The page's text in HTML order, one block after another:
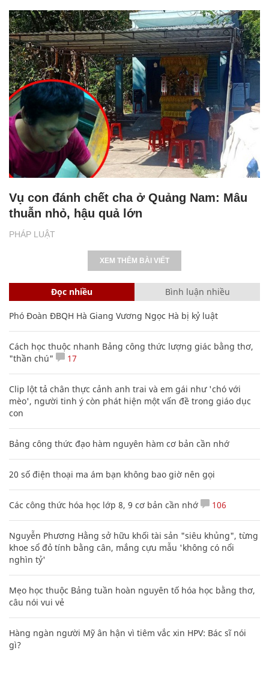
PHÁP LUẬT
Vụ con đánh chết cha ở Quảng Nam: Mâu
thuẫn nhỏ, hậu quả lớn
XEM THÊM BÀI VIẾT
Đọc nhiều Bình luận nhiều
Phó Đoàn ĐBQH Hà Giang Vương Ngọc Hà bị kỷ luật
Cách học thuộc nhanh Bảng công thức lượng giác bằng thơ,
"thần chú"
17
Clip lột tả chân thực cảnh anh trai và em gái như 'chó với
mèo', người tinh ý còn phát hiện một vấn đề trong giáo dục
con
Bảng công thức đạo hàm nguyên hàm cơ bản cần nhớ
20 số điện thoại ma ám bạn không bao giờ nên gọi
Các công thức hóa học lớp 8, 9 cơ bản cần nhớ 106
Nguyễn Phương Hằng sở hữu khối tài sản "siêu khủng", từng
khoe sổ đỏ tính bằng cân, mắng cựu mẫu 'không có nổi
nghìn tỷ'
Mẹo học thuộc Bảng tuần hoàn nguyên tố hóa học bằng thơ,
câu nói vui vẻ
Hàng ngàn người Mỹ ân hận vì tiêm vắc xin HPV: Bác sĩ nói
gì?